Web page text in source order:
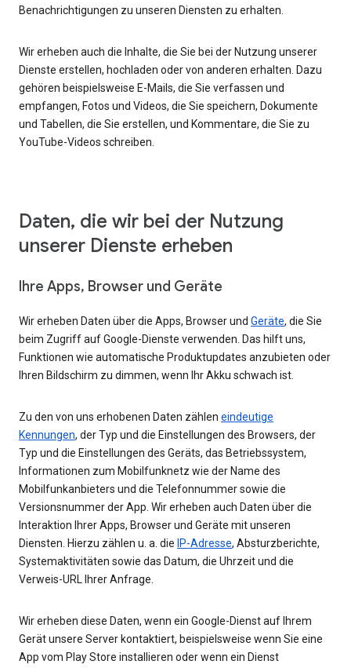
Benachrichtigungen zu unseren Diensten zu erhalten.
Wir erheben auch die Inhalte, die Sie bei der Nutzung unserer
Dienste erstellen, hochladen oder von anderen erhalten. Dazu
gehören beispielsweise E-Mails, die Sie verfassen und
empfangen, Fotos und Videos, die Sie speichern, Dokumente
und Tabellen, die Sie erstellen, und Kommentare, die Sie zu
YouTube-Videos schreiben.
Daten, die wir bei der Nutzung
unserer Dienste erheben
Ihre Apps, Browser und Geräte
Wir erheben Daten über die Apps, Browser und Geräte, die Sie
beim Zugriff auf Google-Dienste verwenden. Das hilft uns,
Funktionen wie automatische Produktupdates anzubieten oder
Ihren Bildschirm zu dimmen, wenn Ihr Akku schwach ist.
Zu den von uns erhobenen Daten zählen eindeutige
Kennungen, der Typ und die Einstellungen des Browsers, der
Typ und die Einstellungen des Geräts, das Betriebssystem,
Informationen zum Mobilfunknetz wie der Name des
Mobilfunkanbieters und die Telefonnummer sowie die
Versionsnummer der App. Wir erheben auch Daten über die
Interaktion Ihrer Apps, Browser und Geräte mit unseren
Diensten. Hierzu zählen u. a. die IP-Adresse, Absturzberichte,
Systemaktivitäten sowie das Datum, die Uhrzeit und die
Verweis-URL Ihrer Anfrage.
Wir erheben diese Daten, wenn ein Google-Dienst auf Ihrem
Gerät unsere Server kontaktiert, beispielsweise wenn Sie eine
App vom Play Store installieren oder wenn ein Dienst